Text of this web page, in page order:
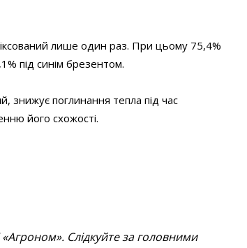
лише один раз. При цьому 75,4%
під синім брезентом.
знижує поглинання тепла під час
його схожості.
Слідкуйте за головними